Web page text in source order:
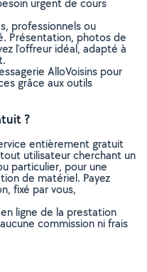
urgent de cours
professionnels ou
Présentation, photos de
l'offreur idéal, adapté à
AlloVoisins pour
grâce aux outils
?
entièrement gratuit
utilisateur cherchant un
particulier, pour une
de matériel. Payez
fixé par vous,
ligne de la prestation
commission ni frais